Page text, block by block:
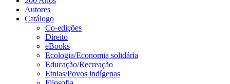
Autores
Catálogo
Co-edições
Direito
eBooks
Ecologia/Economia solidária
Educação/Recreação
Etnias/Povos indígenas